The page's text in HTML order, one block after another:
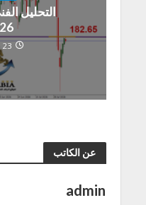
التحليل
23 ساعة مضى
عن الكاتب
admin